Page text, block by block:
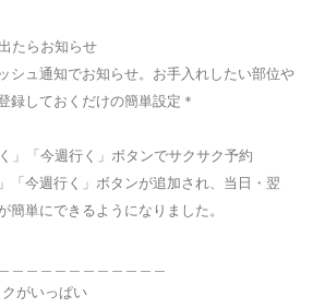
たらお知らせ
シュ通知でお知らせ。お手入れしたい部位や
録しておくだけの簡単設定＊
」「今週行く」ボタンでサクサク予約
「今週行く」ボタンが追加され、当日・翌
簡単にできるようになりました。
がいっぱい